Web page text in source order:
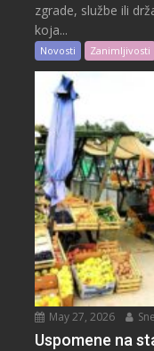
zgrade, službe ili
koja...
Novosti Zanimljivosti
May 27, 2026
Uspomene na